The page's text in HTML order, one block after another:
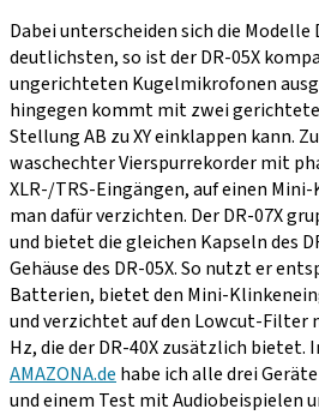
Dabei unterscheiden sich die Modelle
deutlichsten, so ist der DR-05X
ungerichteten Kugelmikrofonen
hingegen kommt mit zwei
Stellung AB zu XY einklappen kann.
waschechter Vierspurrekorder mit
XLR-/TRS-Eingängen, auf einen
man dafür verzichten. Der DR-07X
und bietet die gleichen Kapseln des
Gehäuse des DR-05X. So nutzt er
Batterien, bietet den Mini-
und verzichtet auf den Lowcut-Filter
Hz, die der DR-40X zusätzlich bietet.
AMAZONA.de habe ich alle drei
und einem Test mit Audiobeispielen